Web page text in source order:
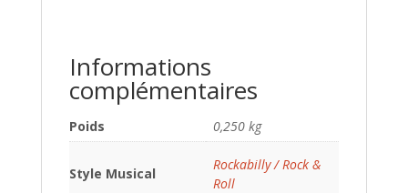
Informations
complémentaires
Poids 0,250 kg
Style Musical
Rockabilly / Rock &
Roll